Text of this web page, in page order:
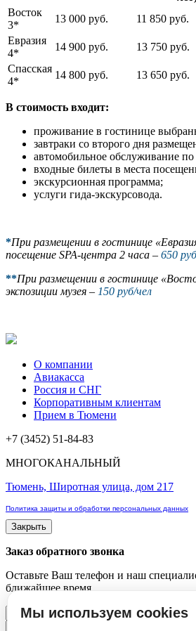
Восток
3*
13 000 руб. 11 850 руб.
Евразия
4*
14 900 руб. 13 750 руб.
Спасская
4*
14 800 руб. 13 650 руб.
В стоимость входит:
проживание в гостинице
завтраки со второго дня
автомобильное обслуживание
входные билеты в места
экскурсионная программа;
услуги гида-экскурсовода.
*При размещении в гостинице
посещение SPA-центра 2 часа – 650
**При размещении в гостинице
экспозиции музея – 150 руб/чел
О компании
Авиакасса
Россия и СНГ
Корпоративным клиентам
Прием в Тюмени
+7 (3452) 51-84-83
МНОГОКАНАЛЬНЫЙ
Тюмень, Широтная улица, дом 217
Политика защиты и обработки персональных данных
Закрыть
Заказ обратного звонка
Оставьте Ваш телефон и наш
ближайшее время
Мы используем cookies